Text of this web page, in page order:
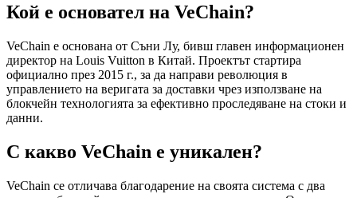
Кой е основател на VeChain?
VeChain е основана от Съни Лу, бивш главен информационен
директор на Louis Vuitton в Китай. Проектът стартира
официално през 2015 г., за да направи революция в
управлението на веригата за доставки чрез използване на
блокчейн технологията за ефективно проследяване на стоки и
данни.
С какво VeChain е уникален?
VeChain се отличава благодарение на своята система с два